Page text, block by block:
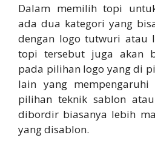
Dalam memilih topi
ada dua kategori yang
dengan logo tutwuri atau
topi tersebut juga akan
pada pilihan logo yang di
lain yang
pilihan teknik sablon
dibordir biasanya lebih
yang disablon.